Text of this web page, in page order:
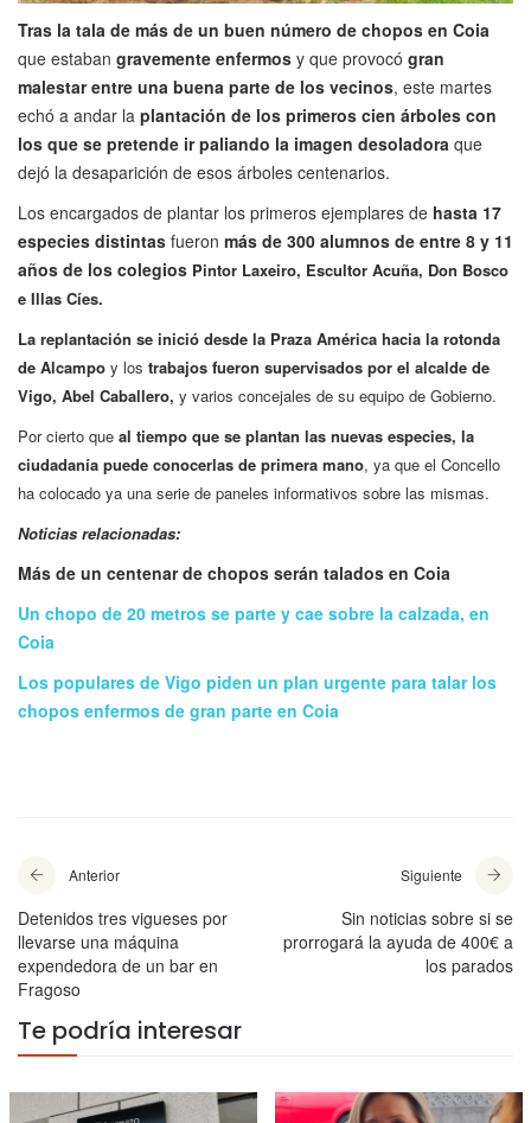
Tras la tala de más de un buen número de chopos en Coia
que estaban gravemente enfermos y que provocó gran
malestar entre una buena parte de los vecinos, este martes
echó a andar la plantación de los primeros cien árboles con
los que se pretende ir paliando la imagen desoladora que
dejó la desaparición de esos árboles centenarios.
Los encargados de plantar los primeros ejemplares de hasta 17
especies distintas fueron más de 300 alumnos de entre 8 y 11
años de los colegios Pintor Laxeiro, Escultor Acuña, Don Bosco
e Illas Cíes.
La replantación se inició desde la Praza América hacia la rotonda
de Alcampo y los trabajos fueron supervisados por el alcalde de
Vigo, Abel Caballero, y varios concejales de su equipo de Gobierno.
Por cierto que al tiempo que se plantan las nuevas especies, la
ciudadanía puede conocerlas de primera mano, ya que el Concello
ha colocado ya una serie de paneles informativos sobre las mismas.
Noticias relacionadas:
Más de un centenar de chopos serán talados en Coia
Un chopo de 20 metros se parte y cae sobre la calzada, en
Coia
Los populares de Vigo piden un plan urgente para talar los
chopos enfermos de gran parte en Coia
Anterior
Detenidos tres vigueses por
llevarse una máquina
expendedora de un bar en
Fragoso
Siguiente
Sin noticias sobre si se
prorrogará la ayuda de 400€ a
los parados
Te podría interesar